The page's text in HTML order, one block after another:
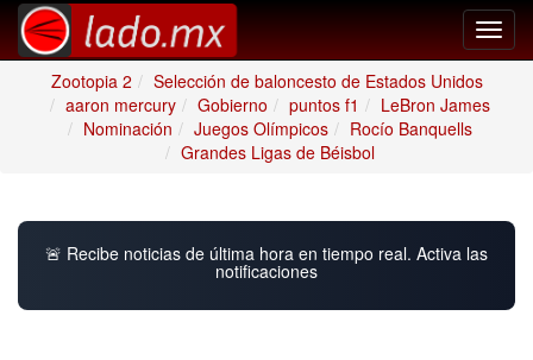
Zootopia 2
Selección de baloncesto de Estados Unidos
aaron mercury
Gobierno puntos f1
LeBron James
Nominación
Juegos Olímpicos
Rocío Banquells
Grandes Ligas de Béisbol
🚨 Recibe noticias de última hora en tiempo real. Activa las
notificaciones